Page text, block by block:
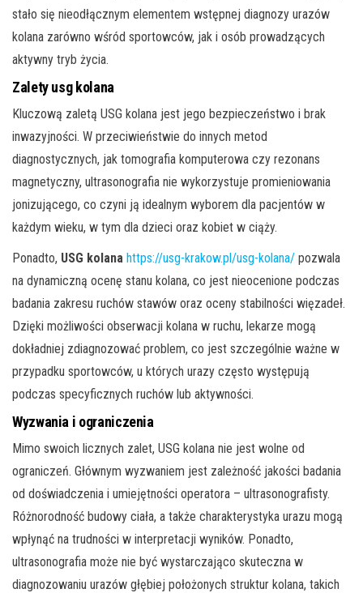
stało się nieodłącznym elementem wstępnej diagnozy urazów
kolana zarówno wśród sportowców, jak i osób prowadzących
aktywny tryb życia.
Zalety usg kolana
Kluczową zaletą USG kolana jest jego bezpieczeństwo i brak
inwazyjności. W przeciwieństwie do innych metod
diagnostycznych, jak tomografia komputerowa czy rezonans
magnetyczny, ultrasonografia nie wykorzystuje promieniowania
jonizującego, co czyni ją idealnym wyborem dla pacjentów w
każdym wieku, w tym dla dzieci oraz kobiet w ciąży.
Ponadto, USG kolana https://usg-krakow.pl/usg-kolana/ pozwala
na dynamiczną ocenę stanu kolana, co jest nieocenione podczas
badania zakresu ruchów stawów oraz oceny stabilności więzadeł.
Dzięki możliwości obserwacji kolana w ruchu, lekarze mogą
dokładniej zdiagnozować problem, co jest szczególnie ważne w
przypadku sportowców, u których urazy często występują
podczas specyficznych ruchów lub aktywności.
Wyzwania i ograniczenia
Mimo swoich licznych zalet, USG kolana nie jest wolne od
ograniczeń. Głównym wyzwaniem jest zależność jakości badania
od doświadczenia i umiejętności operatora – ultrasonografisty.
Różnorodność budowy ciała, a także charakterystyka urazu mogą
wpłynąć na trudności w interpretacji wyników. Ponadto,
ultrasonografia może nie być wystarczająco skuteczna w
diagnozowaniu urazów głębiej położonych struktur kolana, takich